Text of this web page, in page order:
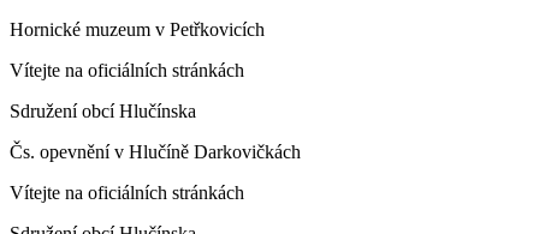
Hornické muzeum v Petřkovicích
Vítejte na oficiálních stránkách
Sdružení obcí Hlučínska
Čs. opevnění v Hlučíně Darkovičkách
Vítejte na oficiálních stránkách